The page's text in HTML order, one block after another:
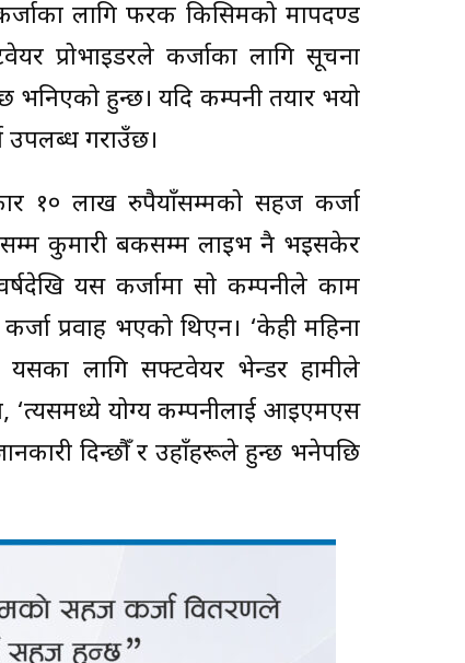
लागि फरक किसिमको मापदण्ड
प्रोभाइडरले कर्जाका लागि सूचना
हुन्छ। यदि कम्पनी तयार भयो
उपलब्ध गराउँछ।
१० लाख रुपैयाँसम्मको सहज कर्जा
कुमारी बैंकसम्म लाइभ नै भइसकेर
यस कर्जामा सो कम्पनीले काम
प्रवाह भएको थिएन। ‘केही महिना
यसका लागि सफ्टवेयर भेन्डर हामीले
‘त्यसमध्ये योग्य कम्पनीलाई आइएमएस
दिन्छौँ र उहाँहरूले हुन्छ भनेपछि